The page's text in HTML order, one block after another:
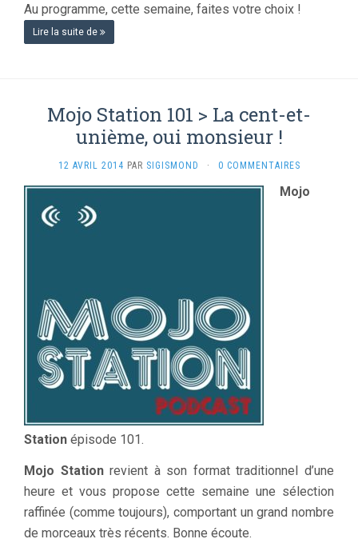
Au programme, cette semaine, faites votre choix !
Lire la suite de
Mojo Station 101 > La cent-et-
unième, oui monsieur !
12 AVRIL 2014 PAR SIGISMOND · 0 COMMENTAIRES
Mojo
Station épisode 101.
Mojo Stationrevient à son format traditionnel d’une
heure et vous propose cette semaine une sélection
raffinée (comme toujours), comportant un grand nombre
de morceaux très récents. Bonne écoute.